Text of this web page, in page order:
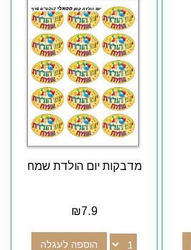
מדבקות יום הולדת שמח
₪7.9
הוספה לעגלה